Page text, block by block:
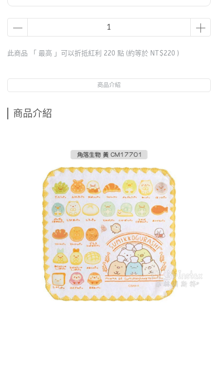
此商品 「 最高 」可以折抵紅利 220 點 (約等於 NT$220 )
商品介紹
商品介紹